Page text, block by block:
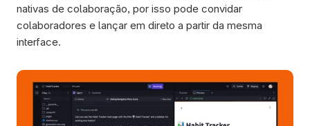
nativas de colaboração, por isso pode convidar
colaboradores e lançar em direto a partir da mesma
interface.